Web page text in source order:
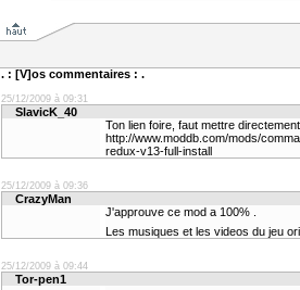
. : [V]os commentaires : .
25/12/2009 à 09:31
SlavicK_40
Ton lien foire, faut mettre
http://www.moddb.com/mods/
redux-v13-full-install
25/12/2009 à 09:36
CrazyMan
J'approuve ce mod a 100% .
Les musiques et les videos du jeu
25/12/2009 à 09:44
Tor-pen1